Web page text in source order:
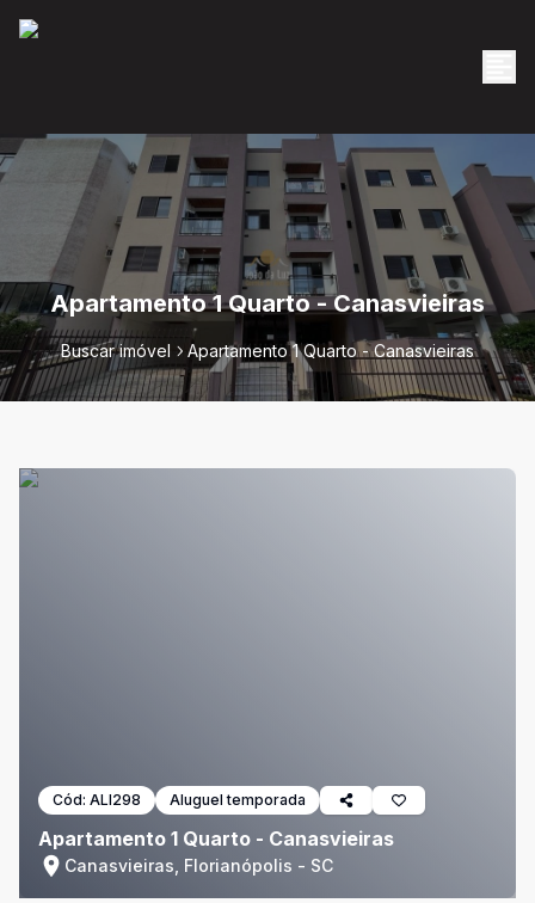
Apartamento 1 Quarto - Canasvieiras
Buscar imóvel Apartamento 1 Quarto - Canasvieiras
Cód: ALI298 Aluguel temporada
Apartamento 1 Quarto - Canasvieiras
Canasvieiras, Florianópolis - SC